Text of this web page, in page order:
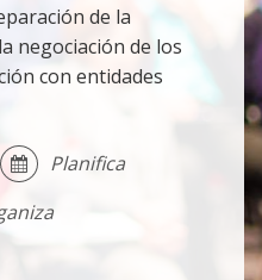
de la
negociación de los
con entidades
Planifica